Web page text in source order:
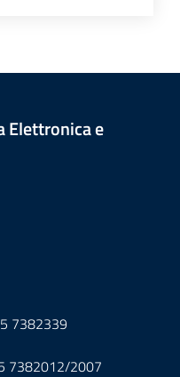
Elettronica e
7382339
7382012/2007